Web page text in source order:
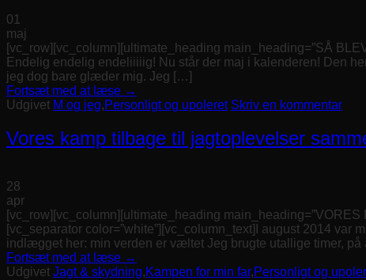
01
maj
[vc_row][vc_column][ultimate_heading main_heading=”SÅ
Endelig endelig endeliiiiig! Nu står der maj i kalenderen! Den
jeg dog bare glæder mig. Jeg […]
Fortsæt med at læse →
Udgivet M og jeg,Personligt og upoleret Skriv en kommentar
Vores kamp tilbage til jagtoplevelser
28
apr
[vc_row][vc_column][ultimate_heading
[vc_separator color=”white”][vc_column_text]I august 2014
indlægget her: min verden er væltet Jeg brugte utallige timer,
Fortsæt med at læse →
Udgivet Jagt & skydning,Kampen for min far,Personligt og